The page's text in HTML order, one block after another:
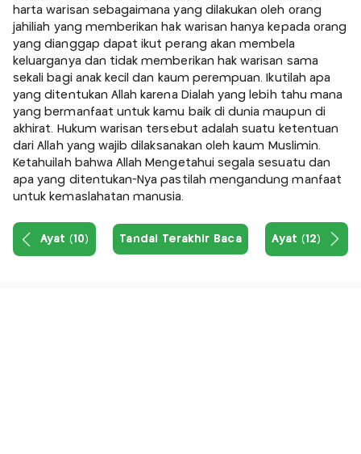
harta warisan sebagaimana yang dilakukan oleh orang
jahiliah yang memberikan hak warisan hanya kepada orang
yang dianggap dapat ikut perang akan membela
keluarganya dan tidak memberikan hak warisan sama
sekali bagi anak kecil dan kaum perempuan. Ikutilah apa
yang ditentukan Allah karena Dialah yang lebih tahu mana
yang bermanfaat untuk kamu baik di dunia maupun di
akhirat. Hukum warisan tersebut adalah suatu ketentuan
dari Allah yang wajib dilaksanakan oleh kaum Muslimin.
Ketahuilah bahwa Allah Mengetahui segala sesuatu dan
apa yang ditentukan-Nya pastilah mengandung manfaat
untuk kemaslahatan manusia.
Ayat (10) Tandai Terakhir Baca Ayat (12)